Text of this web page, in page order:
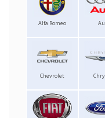
Alfa Romeo
Chevrolet